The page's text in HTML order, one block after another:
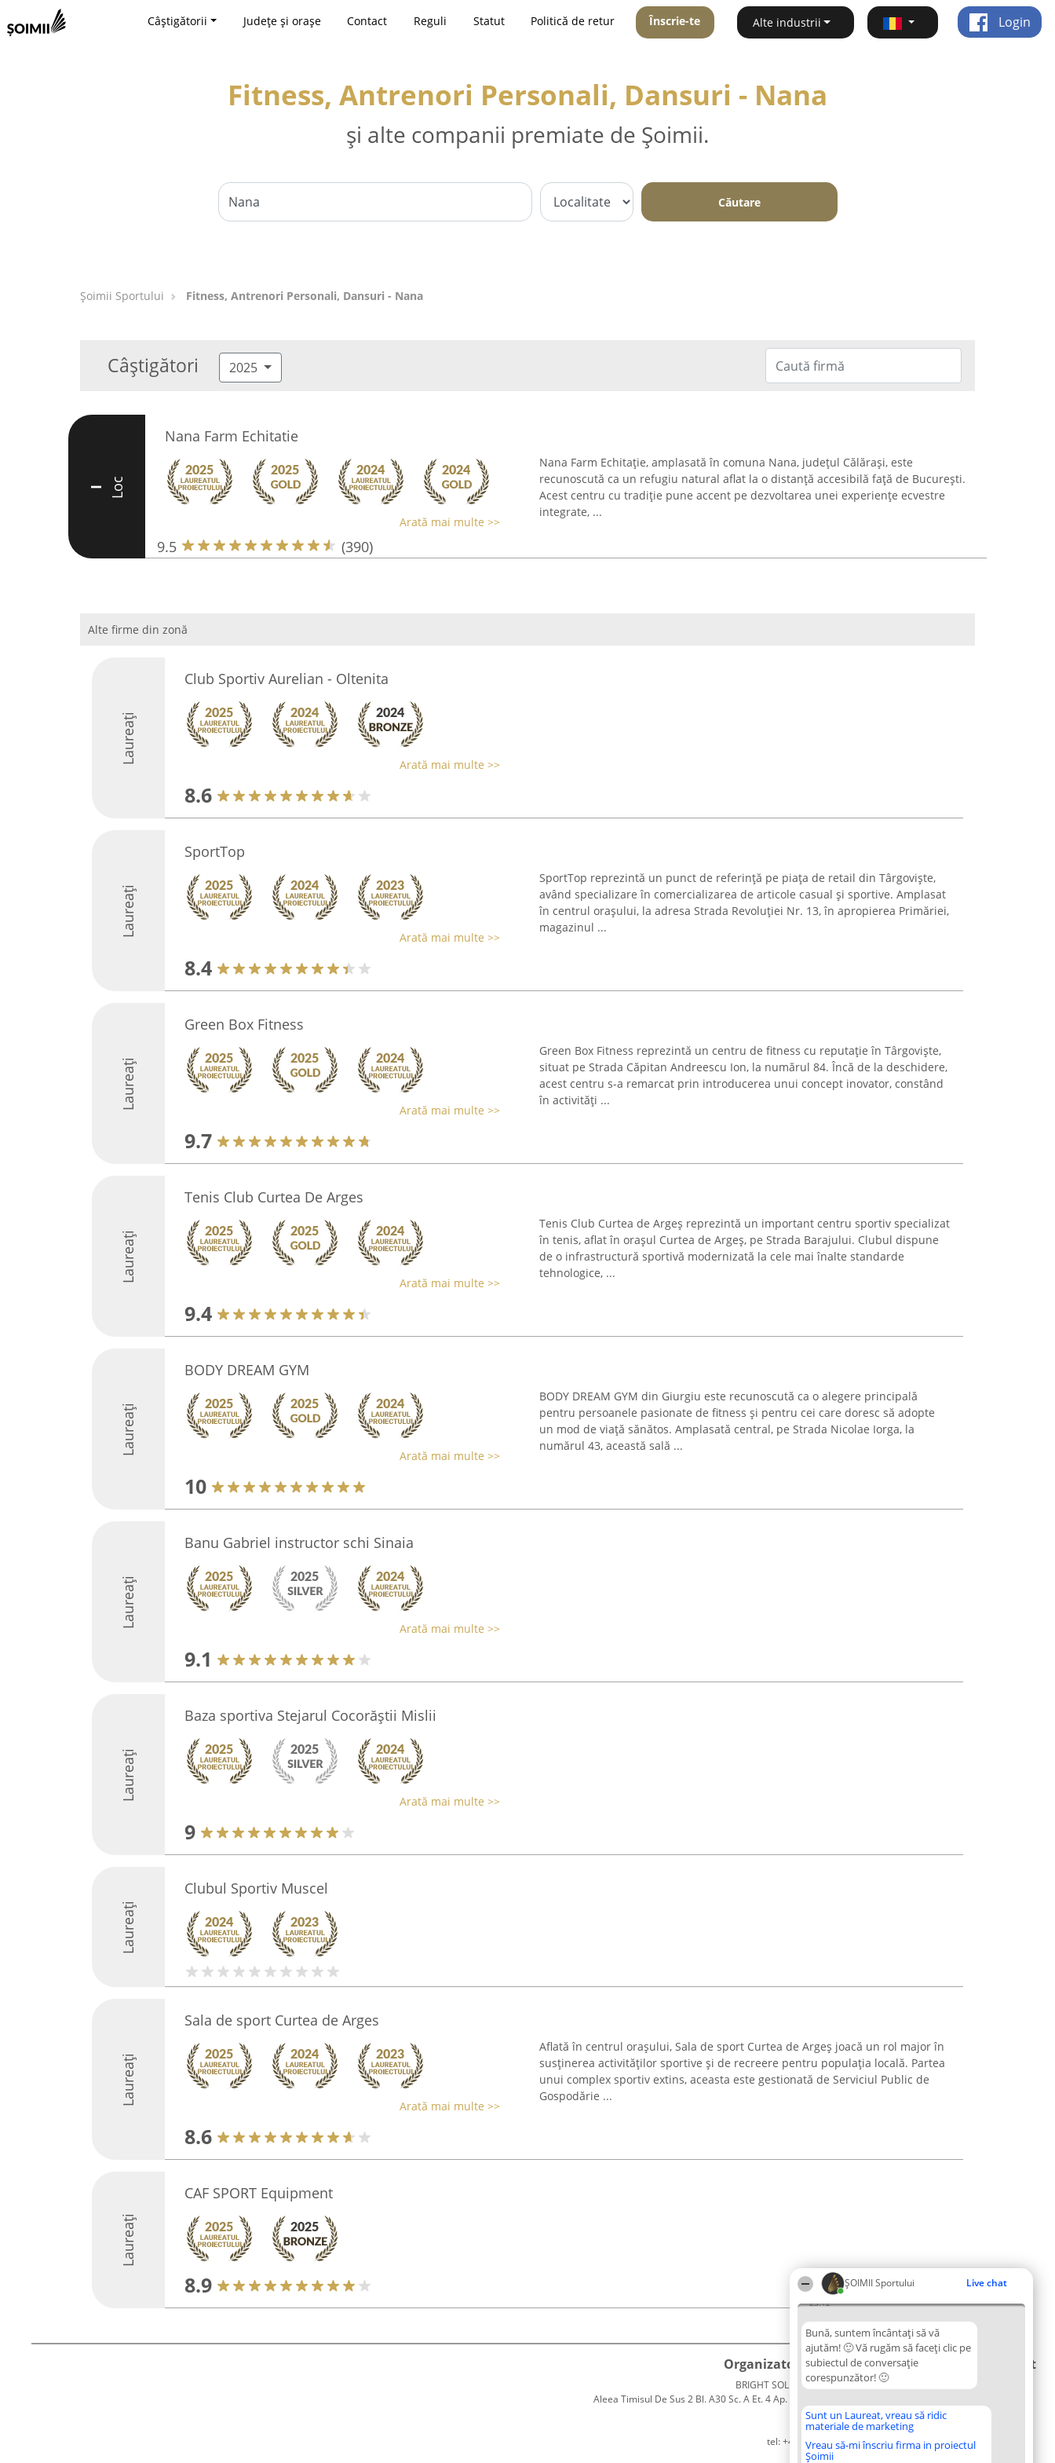
ȘOIMII Sportului Live chat
23:12
Bună, suntem încântați să vă
ajutăm! 🙂 Vă rugăm să faceți clic pe
subiectul de conversație
corespunzător! 🙂
Sunt un Laureat, vreau să ridic
materiale de marketing
Vreau să-mi înscriu firma in proiectul
Șoimii
Câștigătorii Județe și orașe Contact Reguli Statut Politică de retur Înscrie-te Alte industrii Login
Fitness, Antrenori Personali, Dansuri - Nana
și alte companii premiate de Șoimii.
Căutare
Șoimii Sportului Fitness, Antrenori Personali, Dansuri - Nana
Câștigători 2025
I Loc
Nana Farm Echitatie
Arată mai multe >>
9.5 (390)
Nana Farm Echitație, amplasată în comuna Nana, județul Călărași, este
recunoscută ca un refugiu natural aflat la o distanță accesibilă față de București.
Acest centru cu tradiție pune accent pe dezvoltarea unei experiențe ecvestre
integrate, ...
Alte firme din zonă
Laureați
Club Sportiv Aurelian - Oltenita
Arată mai multe >>
8.6
Laureați
SportTop
Arată mai multe >>
8.4
SportTop reprezintă un punct de referință pe piața de retail din Târgoviște,
având specializare în comercializarea de articole casual și sportive. Amplasat
în centrul orașului, la adresa Strada Revoluției Nr. 13, în apropierea Primăriei,
magazinul ...
Laureați
Green Box Fitness
Arată mai multe >>
9.7
Green Box Fitness reprezintă un centru de fitness cu reputație în Târgoviște,
situat pe Strada Căpitan Andreescu Ion, la numărul 84. Încă de la deschidere,
acest centru s-a remarcat prin introducerea unui concept inovator, constând
în activități ...
Laureați
Tenis Club Curtea De Arges
Arată mai multe >>
9.4
Tenis Club Curtea de Argeș reprezintă un important centru sportiv specializat
în tenis, aflat în orașul Curtea de Argeș, pe Strada Barajului. Clubul dispune
de o infrastructură sportivă modernizată la cele mai înalte standarde
tehnologice, ...
Laureați
BODY DREAM GYM
Arată mai multe >>
10
BODY DREAM GYM din Giurgiu este recunoscută ca o alegere principală
pentru persoanele pasionate de fitness și pentru cei care doresc să adopte
un mod de viață sănătos. Amplasată central, pe Strada Nicolae Iorga, la
numărul 43, această sală ...
Laureați
Banu Gabriel instructor schi Sinaia
Arată mai multe >>
9.1
Laureați
Baza sportiva Stejarul Cocorăştii Mislii
Arată mai multe >>
9
Laureați
Clubul Sportiv Muscel
Laureați
Sala de sport Curtea de Arges
Arată mai multe >>
8.6
Aflată în centrul orașului, Sala de sport Curtea de Argeș joacă un rol major în
susținerea activităților sportive și de recreere pentru populația locală. Partea
unui complex sportiv extins, aceasta este gestionată de Serviciul Public de
Gospodărie ...
Laureați
CAF SPORT Equipment
8.9
Organizator Ranking
BRIGHT SOLUTIONS BR SRL
Aleea Timisul De Sus 2 Bl. A30 Sc. A Et. 4 Ap. 13 Cod 061952
București
CUI 36737675
tel: +40 770 990 492
Plebiscyt
Tuturor
Laureaților
Reguli
Contact